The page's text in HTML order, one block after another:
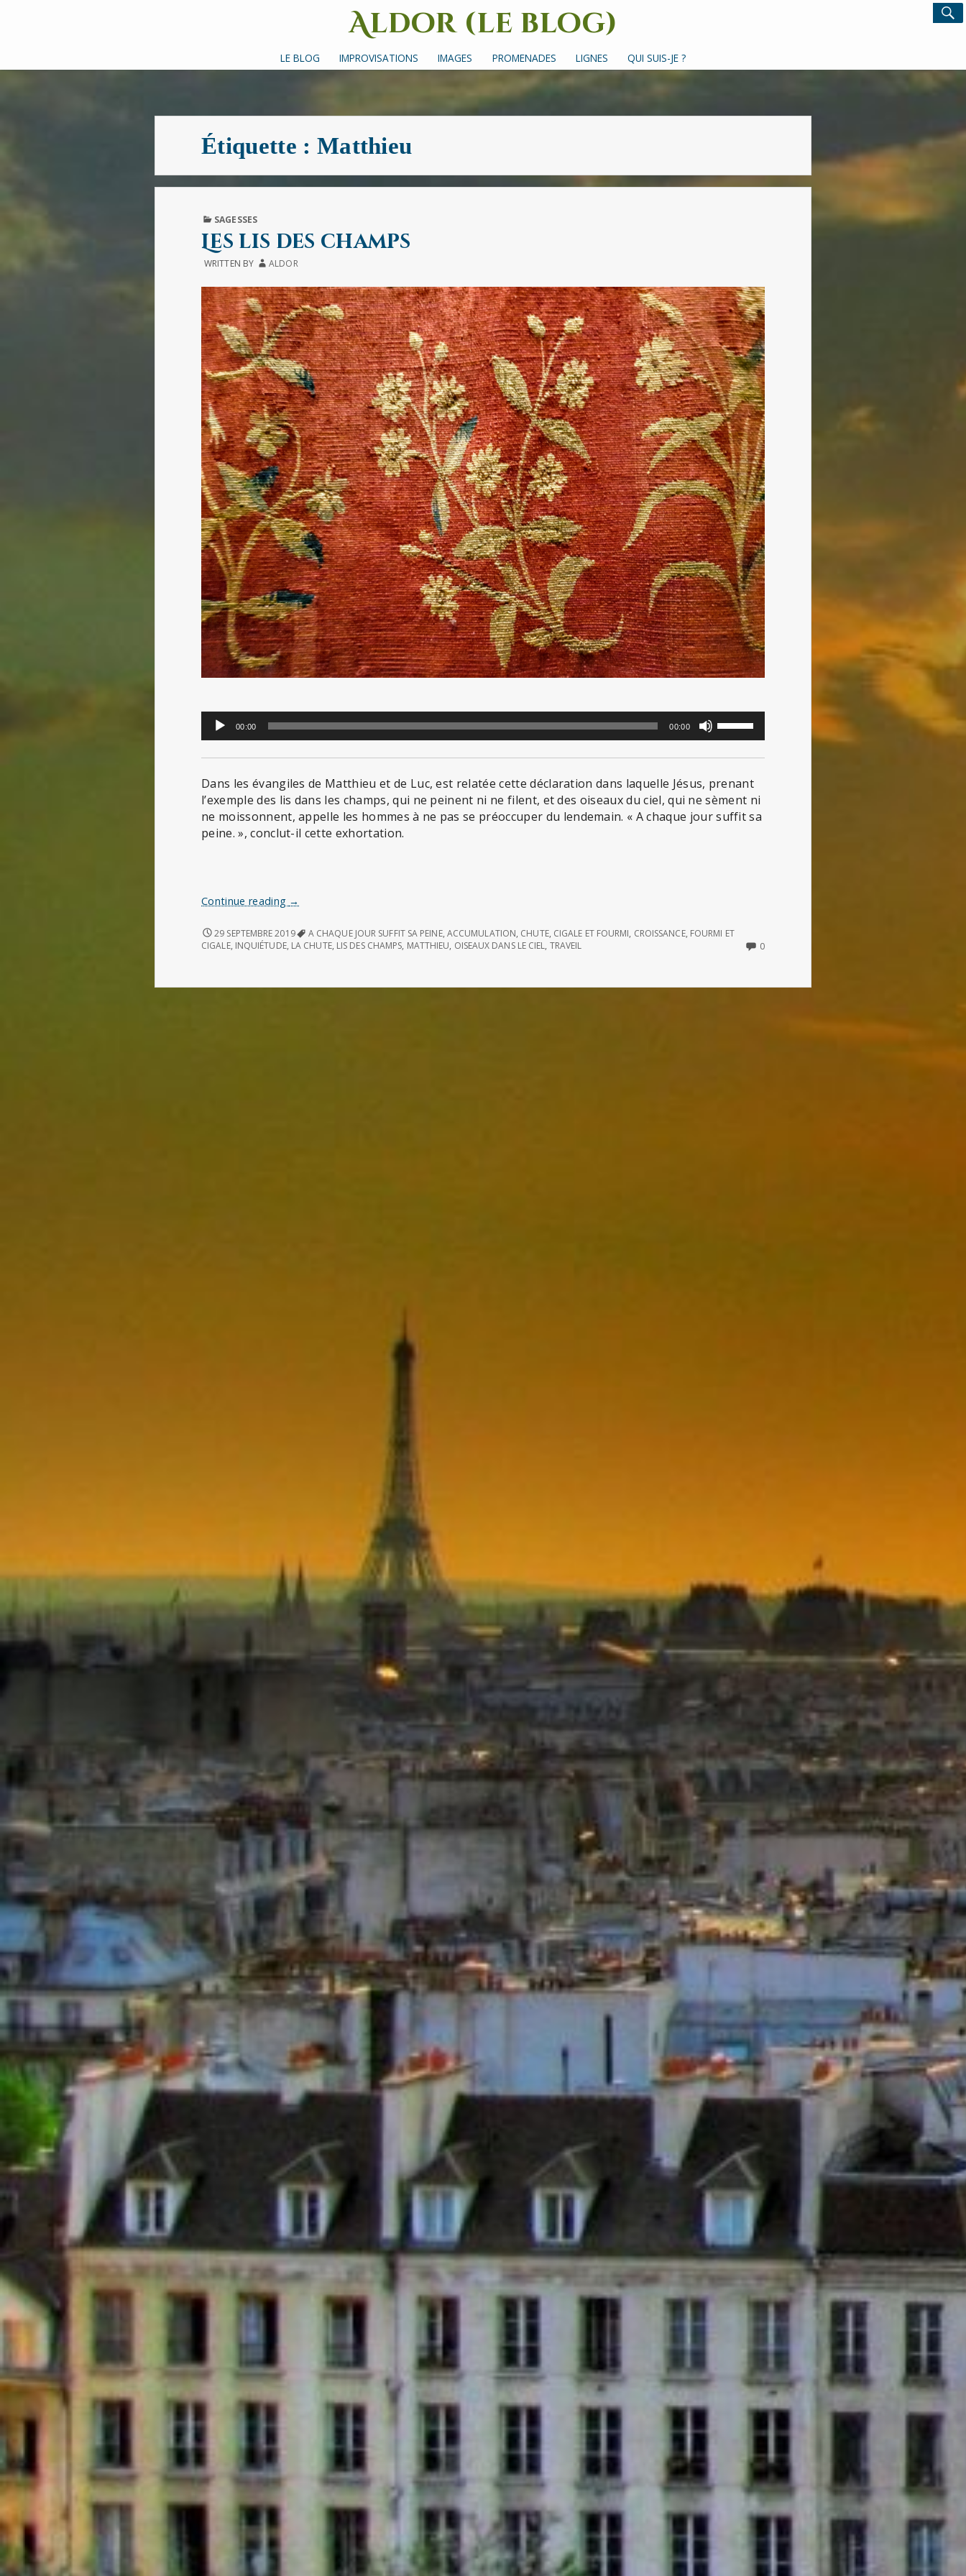
Aldor (le blog)
Un site avec des mots, des images et des sons
LE BLOG IMPROVISATIONS IMAGES PROMENADES LIGNES QUI SUIS-JE ?
Search
for:
Étiquette : Matthieu
PUBLISHED
SAGESSES
Les lis des champs
WRITTEN BY ALDOR
Lecteur
audio
00:00 00:00
pour
augmenter
ou
Dans les évangiles de Matthieu et de Luc, est relatée cette déclaration dans laquelle Jésus, prenant
l’exemple des lis dans les champs, qui ne peinent ni ne filent, et des oiseaux du ciel, qui ne sèment ni
ne moissonnent, appelle les hommes à ne pas se préoccuper du lendemain. « A chaque jour suffit sa
peine. », conclut-il cette exhortation.
Continue reading
Les
des
champs
→
LES
LIS
29 SEPTEMBRE 2019 A CHAQUE JOUR SUFFIT SA PEINE, ACCUMULATION, CHUTE, CIGALE ET FOURMI, CROISSANCE, FOURMI ET
CIGALE, INQUIÉTUDE, LA CHUTE, LIS DES CHAMPS, MATTHIEU, OISEAUX DANS LE CIEL, TRAVEIL 0NO